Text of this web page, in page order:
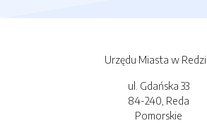
Urzędu Miasta w
ul. Gdańska 33
84-240, Reda
Pomorskie